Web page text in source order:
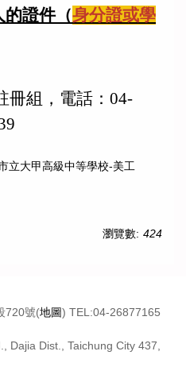
的證件（身分證或學
冊組，電話：04-
立大甲高級中等學校-美工
瀏覽數: 424
720號(地圖) TEL:04-26877165
Dajia Dist., Taichung City 437,